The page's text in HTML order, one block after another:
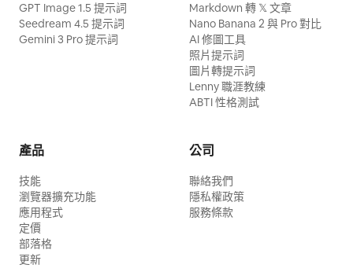
GPT Image 1.5 提示詞
Seedream 4.5 提示詞
Gemini 3 Pro 提示詞
Markdown 轉 𝕏 文章
Nano Banana 2 與 Pro 對比
AI 修圖工具
照片提示詞
圖片轉提示詞
Lenny 職涯教練
ABTI 性格測試
產品
技能
瀏覽器擴充功能
應用程式
定價
部落格
更新
公司
聯絡我們
隱私權政策
服務條款